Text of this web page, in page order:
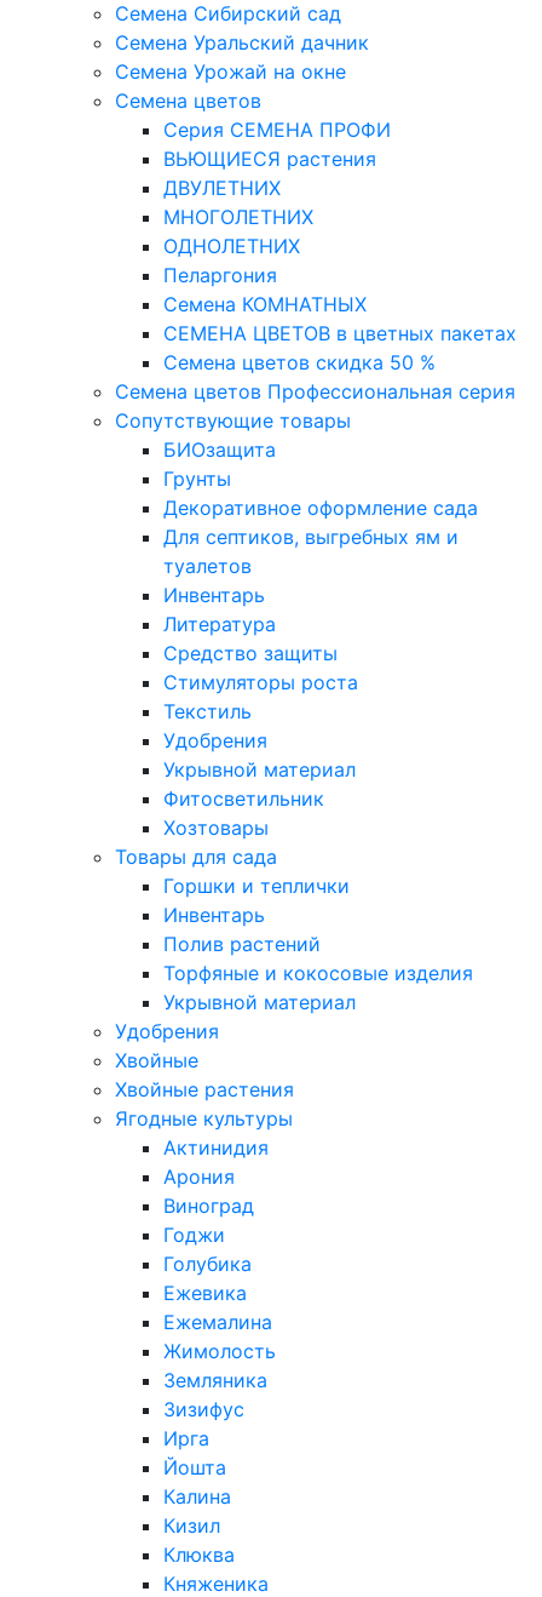
Семена Сибирский сад
Семена Уральский дачник
Семена Урожай на окне
Семена цветов
Cерия CЕМЕНА ПРОФИ
ВЬЮЩИЕСЯ растения
ДВУЛЕТНИХ
МНОГОЛЕТНИХ
ОДНОЛЕТНИХ
Пеларгония
Семена КОМНАТНЫХ
СЕМЕНА ЦВЕТОВ в цветных пакетах
Семена цветов скидка 50 %
Семена цветов Профессиональная серия
Сопутствующие товары
БИОзащита
Грунты
Декоративное оформление сада
Для септиков, выгребных ям и
туалетов
Инвентарь
Литература
Средство защиты
Стимуляторы роста
Текстиль
Удобрения
Укрывной материал
Фитосветильник
Хозтовары
Товары для сада
Горшки и теплички
Инвентарь
Полив растений
Торфяные и кокосовые изделия
Укрывной материал
Удобрения
Хвойные
Хвойные растения
Ягодные культуры
Актинидия
Арония
Виноград
Годжи
Голубика
Ежевика
Ежемалина
Жимолость
Земляника
Зизифус
Ирга
Йошта
Калина
Кизил
Клюква
Княженика